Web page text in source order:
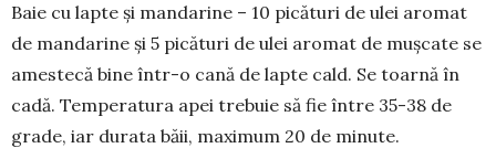
Baie cu lapte și man­darine – 10 picături de ulei aromat
de man­darine și 5 picături de ulei aromat de mușca­te se
amestecă bine într-o cană de lapte cald. Se toar­nă în
cadă. Tempe­ra­tura apei tre­buie să fie între 35-38 de
grade, iar durata băii, maximum 20 de minute.